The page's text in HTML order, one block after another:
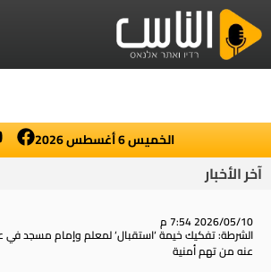
الخميس 6 أغسطس 2026
آخر الأخبار
2026/05/10 7:54 م
الشرطة: تفكيك خيمة ‘استقبال‘ لمعلم وإمام مسجد في
عنه من تهم أمنية